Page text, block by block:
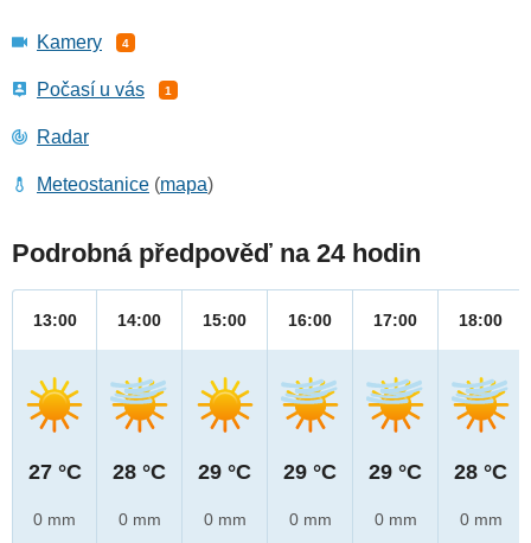
Kamery 4
Počasí u vás 1
Radar
Meteostanice (mapa)
Podrobná předpověď na 24 hodin
13:00
27 °C
0 mm
14:00
28 °C
0 mm
15:00
29 °C
0 mm
16:00
29 °C
0 mm
17:00
29 °C
0 mm
18:00
28 °C
0 mm